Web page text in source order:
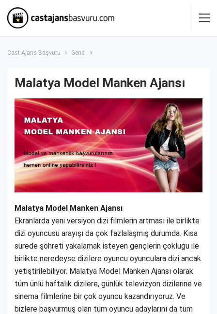
Cast Ajans Başvuru Genel
Malatya Model Manken Ajansı
Malatya Model Manken Ajansı
Ekranlarda yeni versiyon dizi filmlerin artması ile birlikte
dizi oyuncusu arayışı da çok fazlalaşmış durumda. Kısa
sürede şöhreti yakalamak isteyen gençlerin çokluğu ile
birlikte neredeyse dizilere oyuncu oyunculara dizi ancak
yetiştirilebiliyor. Malatya Model Manken Ajansı olarak
tüm ünlü haftalık dizilere, günlük televizyon dizilerine ve
sinema filmlerine bir çok oyuncu kazandırıyoruz. Ve
bizlere başvurmuş olan tüm oyuncu adaylarını da tüm